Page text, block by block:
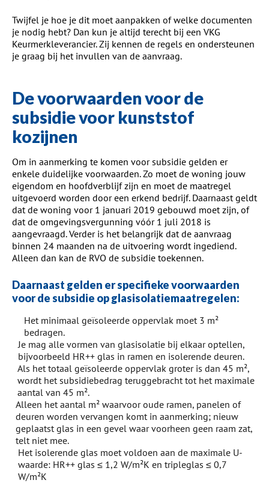
Twijfel je hoe je dit moet aanpakken of welke documenten
je nodig hebt? Dan kun je altijd terecht bij een VKG
Keurmerkleverancier. Zij kennen de regels en ondersteunen
je graag bij het invullen van de aanvraag.
De voorwaarden voor de
subsidie voor kunststof
kozijnen
Om in aanmerking te komen voor subsidie gelden er
enkele duidelijke voorwaarden. Zo moet de woning jouw
eigendom en hoofdverblijf zijn en moet de maatregel
uitgevoerd worden door een erkend bedrijf. Daarnaast geldt
dat de woning voor 1 januari 2019 gebouwd moet zijn, of
dat de omgevingsvergunning vóór 1 juli 2018 is
aangevraagd. Verder is het belangrijk dat de aanvraag
binnen 24 maanden na de uitvoering wordt ingediend.
Alleen dan kan de RVO de subsidie toekennen.
Daarnaast gelden er specifieke voorwaarden
voor de subsidie op glasisolatiemaatregelen:
Het minimaal geïsoleerde oppervlak moet 3 m²
bedragen.
Je mag alle vormen van glasisolatie bij elkaar optellen,
bijvoorbeeld HR++ glas in ramen en isolerende deuren.
Als het totaal geïsoleerde oppervlak groter is dan 45 m²,
wordt het subsidiebedrag teruggebracht tot het maximale
aantal van 45 m².
Alleen het aantal m² waarvoor oude ramen, panelen of
deuren worden vervangen komt in aanmerking; nieuw
geplaatst glas in een gevel waar voorheen geen raam zat,
telt niet mee.
Het isolerende glas moet voldoen aan de maximale U-
waarde: HR++ glas ≤ 1,2 W/m²K en tripleglas ≤ 0,7
W/m²K